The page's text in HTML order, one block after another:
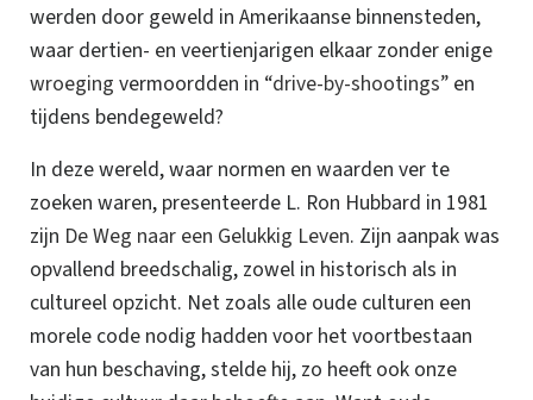
werden door geweld in Amerikaanse binnensteden,
waar dertien- en veertienjarigen elkaar zonder enige
wroeging vermoordden in “drive-by-shootings” en
tijdens bendegeweld?
In deze wereld, waar normen en waarden ver te
zoeken waren, presenteerde L. Ron Hubbard in 1981
zijn De Weg naar een Gelukkig Leven. Zijn aanpak was
opvallend breedschalig, zowel in historisch als in
cultureel opzicht. Net zoals alle oude culturen een
morele code nodig hadden voor het voortbestaan
van hun beschaving, stelde hij, zo heeft ook onze